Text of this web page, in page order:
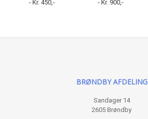
- Kr. 450,-
- Kr. 900,-
BRØNDBY AFDELING
Sandager 14
2605 Brøndby